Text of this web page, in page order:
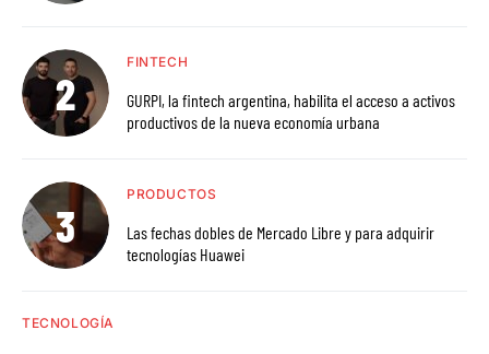
FINTECH
GURPI, la fintech argentina, habilita el acceso a activos
productivos de la nueva economía urbana
PRODUCTOS
Las fechas dobles de Mercado Libre y para adquirir
tecnologías Huawei
TECNOLOGÍA